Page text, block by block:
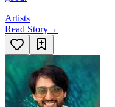
Artists
Read Story→